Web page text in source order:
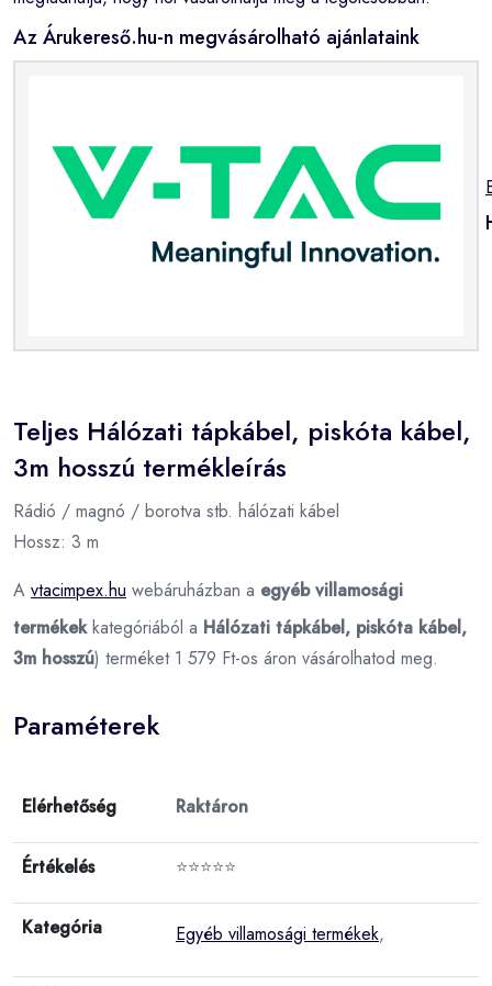
Az Árukereső.hu-n megvásárolható ajánlataink
Teljes Hálózati tápkábel, piskóta kábel,
3m hosszú termékleírás
Rádió / magnó / borotva stb. hálózati kábel
Hossz: 3 m
A vtacimpex.hu webáruházban a egyéb villamosági
termékekkategóriából a Hálózati tápkábel, piskóta kábel,
3m hosszú) terméket 1 579 Ft-os áron vásárolhatod meg.
Paraméterek
Elérhetőség Raktáron
Értékelés ⭐⭐⭐⭐⭐
Kategória Egyéb villamosági termékek,